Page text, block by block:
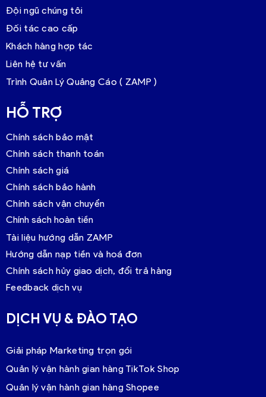
Đội ngũ chúng tôi
Đối tác cao cấp
Khách hàng hợp tác
Liên hệ tư vấn
Trình Quản Lý Quảng Cáo ( ZAMP )
HỖ TRỢ
Chính sách bảo mật
Chính sách thanh toán
Chính sách giá
Chính sách bảo hành
Chính sách vận chuyển
Chính sách hoàn tiền
Tài liệu hướng dẫn ZAMP
Hướng dẫn nạp tiền và hoá đơn
Chính sách hủy giao dịch, đổi trả hàng
Feedback dịch vụ
DỊCH VỤ & ĐÀO TẠO
Giải pháp Marketing trọn gói
Quản lý vận hành gian hàng TikTok Shop
Quản lý vận hành gian hàng Shopee